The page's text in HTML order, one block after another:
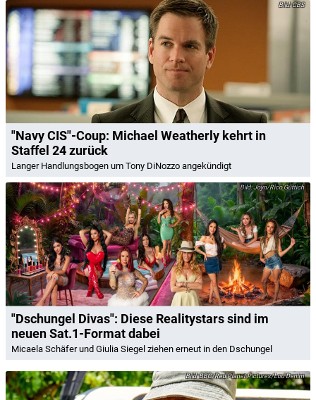
CBS
"Navy CIS"-Coup: Michael Weatherly kehrt in
Staffel 24 zurück
Langer Handlungsbogen um Tony DiNozzo angekündigt
Joyn/Rico Güttich
"Dschungel Divas": Diese Realitystars sind im
neuen Sat.1-Format dabei
Micaela Schäfer und Giulia Siegel ziehen erneut in den Dschungel
BBC/Red Planet Pictures/Lou Denim